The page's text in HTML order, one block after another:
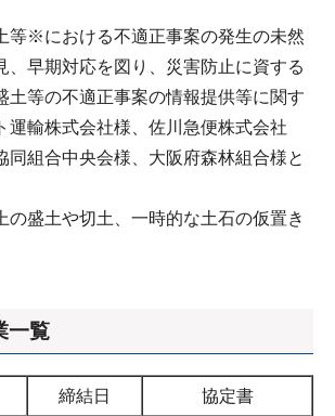
等※における不適正事案の発生の未然
、早期対応を図り、災害防止に資する
土等の不適正事案の情報提供等に関す
運輸株式会社様、佐川急便株式会社
同組合中央会様、大阪府森林組合様と
盛土や切土、一時的な土石の仮置き
一覧
締結日 協定書